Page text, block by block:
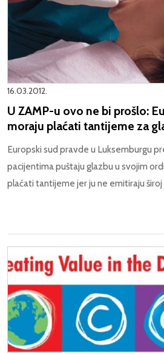
16.03.2012.
U ZAMP-u ovo ne bi prošlo:
moraju plaćati tantijeme za
Europski sud pravde u Luksemburgu
pacijentima puštaju glazbu u svojim
plaćati tantijeme jer ju ne emitiraju široj